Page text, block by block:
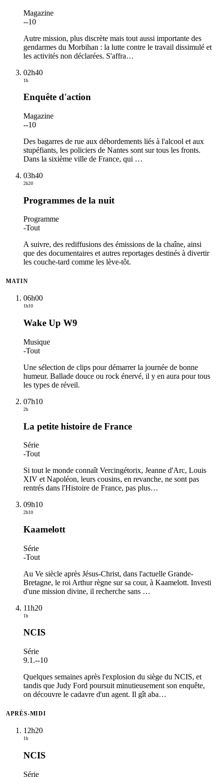
Magazine
--10
Autre mission, plus discrète mais tout aussi importante des
gendarmes du Morbihan : la lutte contre le travail dissimulé et
les activités non déclarées. S'affra…
02h40
1h
Enquête d'action
Magazine
--10
Des bagarres de rue aux débordements liés à l'alcool et aux
stupéfiants, les policiers de Nantes sont sur tous les fronts.
Dans la sixième ville de France, qui …
03h40
2h20
Programmes de la nuit
Programme
-Tout
A suivre, des rediffusions des émissions de la chaîne, ainsi
que des documentaires et autres reportages destinés à divertir
les couche-tard comme les lève-tôt.
MATIN
06h00
1h10
Wake Up W9
Musique
-Tout
Une sélection de clips pour démarrer la journée de bonne
humeur. Ballade douce ou rock énervé, il y en aura pour tous
les types de réveil.
07h10
2h
La petite histoire de France
Série
-Tout
Si tout le monde connaît Vercingétorix, Jeanne d'Arc, Louis
XIV et Napoléon, leurs cousins, en revanche, ne sont pas
rentrés dans l'Histoire de France, pas plus…
09h10
2h10
Kaamelott
Série
-Tout
Au Ve siècle après Jésus-Christ, dans l'actuelle Grande-
Bretagne, le roi Arthur règne sur sa cour, à Kaamelott. Investi
d'une mission divine, il recherche sans …
11h20
1h
NCIS
Série
9.1.--10
Quelques semaines après l'explosion du siège du NCIS, et
tandis que Judy Ford poursuit minutieusement son enquête,
on découvre le cadavre d'un agent. Il gît aba…
APRÈS-MIDI
12h20
1h
NCIS
Série